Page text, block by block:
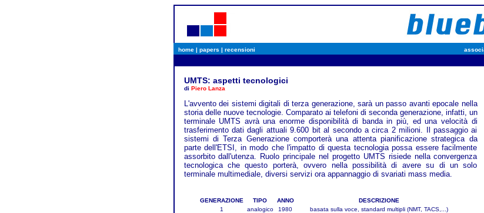
home| papers | recensioni
UMTS: aspetti tecnologici
di Piero Lanza
L'avvento dei sistemi digitali di terza generazione, sarà un passo avanti epocale nella
storia delle nuove tecnologie. Comparato ai telefoni di seconda generazione, infatti, un
terminale UMTS avrà una enorme disponibilità di banda in più, ed una velocità di
trasferimento dati dagli attuali 9.600 bit al secondo a circa 2 milioni. Il passaggio ai
sistemi di Terza Generazione comporterà una attenta pianificazione strategica da
parte dell'ETSI, in modo che l'impatto di questa tecnologia possa essere facilmente
assorbito dall'utenza. Ruolo principale nel progetto UMTS risiede nella convergenza
tecnologica che questo porterà, ovvero nella possibilità di avere su di un solo
terminale multimediale, diversi servizi ora appannaggio di svariati mass media.
GENERAZIONE TIPO ANNO
DESCRIZIONE
1
analogico 1980
basata sulla voce, standard multipli (NMT, TACS,...)